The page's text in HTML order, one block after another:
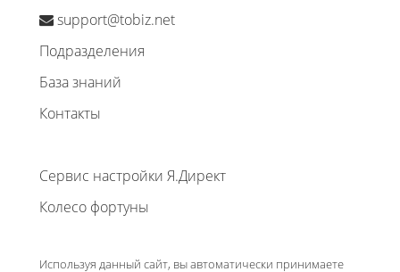
support@tobiz.net
Подразделения
База знаний
Контакты
Сервис настройки Я.Директ
Колесо фортуны
Используя данный сайт, вы автоматически принимаете